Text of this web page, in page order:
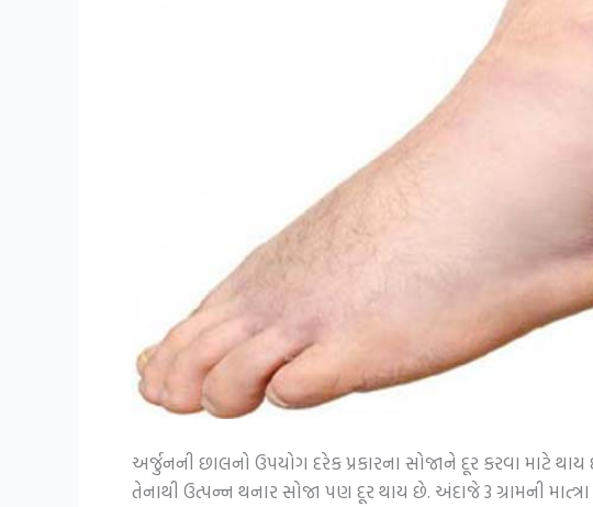
અર્જુનની છાલનો ઉપયોગ દરેક પ્રકારના સોજાને દૂર કરવા માટે
તેનાથી ઉત્પન્ન થનાર સોજા પણ દૂર થાય છે. અંદાજે 3 ગ્રામની